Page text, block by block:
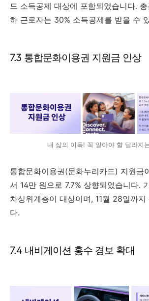
드 소득공제 대상에 포함되었습니다.
하 근로자는 30% 소득공제를 받을 수
7.3 통합문화이용권 지원금 인상
내 삶의 이득! 꼭 알아야 할 달라지
통합문화이용권(문화누리카드) 지원금
서 14만 원으로 7.7% 상향되었습니다.
차상위계층이 대상이며, 11월 28일까
다.
7.4 내비게이션 홍수 경보 확대